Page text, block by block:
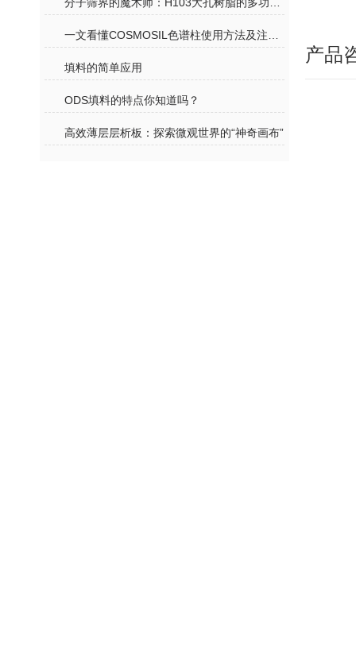
填料的简单应用
ODS填料的特点你知道吗？
高效薄层层析板：探索微观世界的“神奇画布”
产品